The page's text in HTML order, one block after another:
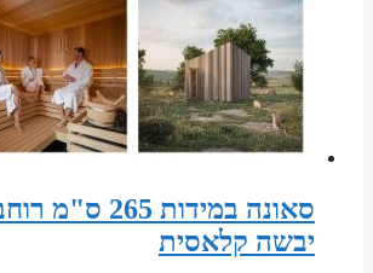
יבשה קלאסית